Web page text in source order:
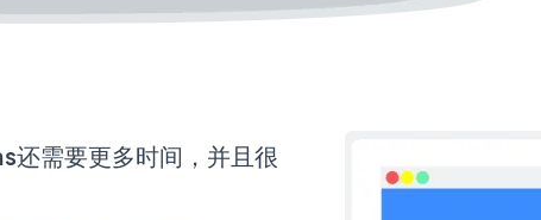
需要更多时间，并且很